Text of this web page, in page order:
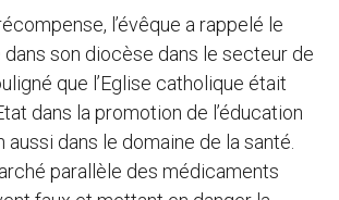
l’évêque a rappelé le
son diocèse dans le secteur de
que l’Eglise catholique était
dans la promotion de l’éducation
aussi dans le domaine de la santé.
parallèle des médicaments